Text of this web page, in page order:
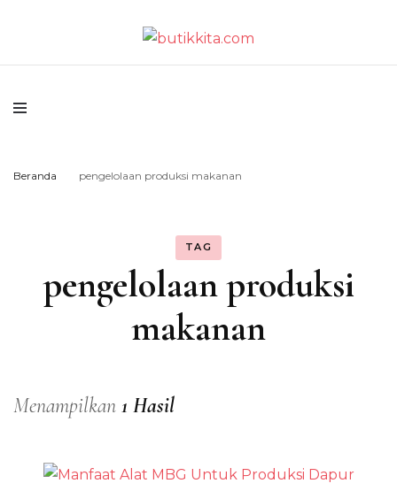
butikkita.com
Beranda pengelolaan produksi makanan
TAG
pengelolaan produksi
makanan
Menampilkan 1 Hasil